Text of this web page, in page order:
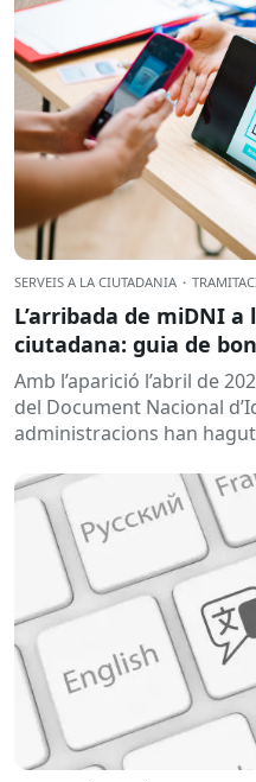
SERVEIS A LA CIUTADANIA ·
L’arribada de miDNI a
ciutadana: guia de
Amb l’aparició l’abril de
del Document Nacional
administracions han